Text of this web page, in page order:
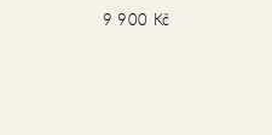
9 900 Kč